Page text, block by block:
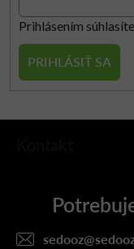
Prihlásením
PRIHLÁSIŤ SA
Z
sedooz@